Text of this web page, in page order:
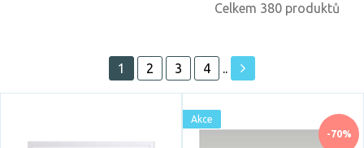
Celkem 380 produktů
1 2 3 4 ..
-70%
Akce